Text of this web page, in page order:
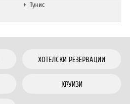
Тунис
ХОТЕЛСКИ РЕЗЕРВАЦИИ
КРУИЗИ